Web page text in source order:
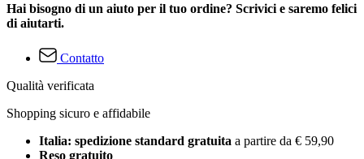
Hai bisogno di un aiuto per il tuo ordine? Scrivici e saremo felici
di aiutarti.
Contatto
Qualità verificata
Shopping sicuro e affidabile
Italia: spedizione standard gratuita a partire da € 59,90
Reso gratuito